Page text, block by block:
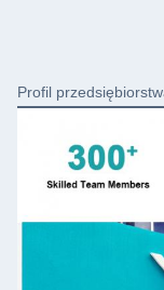
Profil